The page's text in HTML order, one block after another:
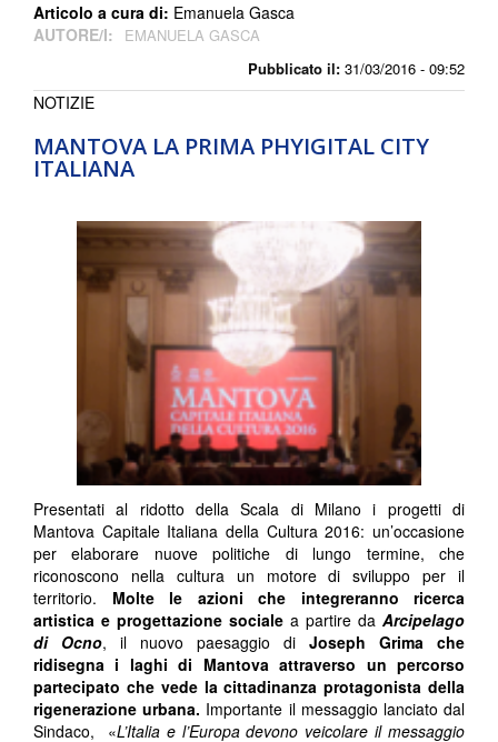
Pubblicato il: 31/03/2016 - 09:52
Articolo a cura di: Emanuela Gasca
AUTORE/I:
EMANUELA GASCA
MANTOVA LA PRIMA PHYIGITAL CITY
ITALIANA
NOTIZIE
Presentati al ridotto della Scala di Milano i progetti di
Mantova Capitale Italiana della Cultura 2016: un’occasione
per elaborare nuove politiche di lungo termine, che
riconoscono nella cultura un motore di sviluppo per il
territorio. Molte le azioni che integreranno ricerca
artistica e progettazione sociale a partire da Arcipelago
di Ocno, il nuovo paesaggio di Joseph Grima che
ridisegna i laghi di Mantova attraverso un percorso
partecipato che vede la cittadinanza protagonista della
rigenerazione urbana. Importante il messaggio lanciato dal
Sindaco, «L’Italia e l’Europa devono veicolare il messaggio